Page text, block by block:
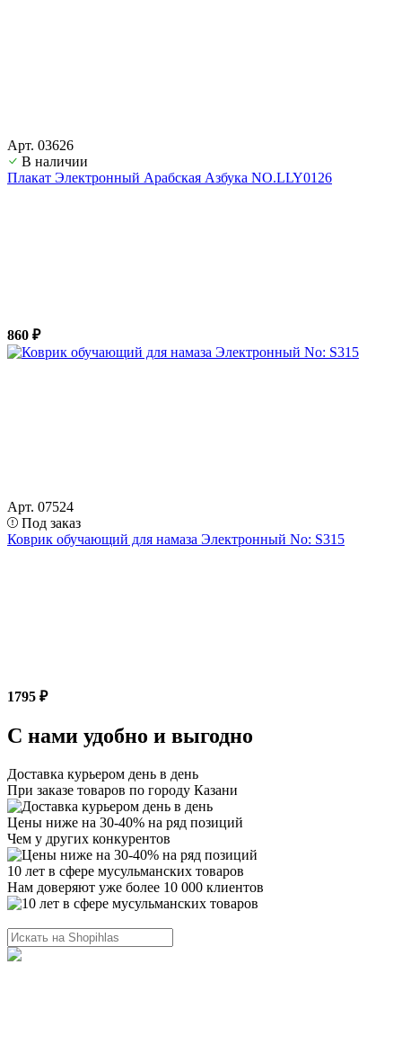
Арт. 03626
В наличии
Плакат Электронный Арабская Азбука NO.LLY0126
860 ₽
Арт. 07524
Под заказ
Коврик обучающий для намаза Электронный No: S315
1795 ₽
С нами удобно и выгодно
Доставка курьером день в день
При заказе товаров по городу Казани
Цены ниже на 30-40% на ряд позиций
Чем у других конкурентов
10 лет в сфере мусульманских товаров
Нам доверяют уже более 10 000 клиентов